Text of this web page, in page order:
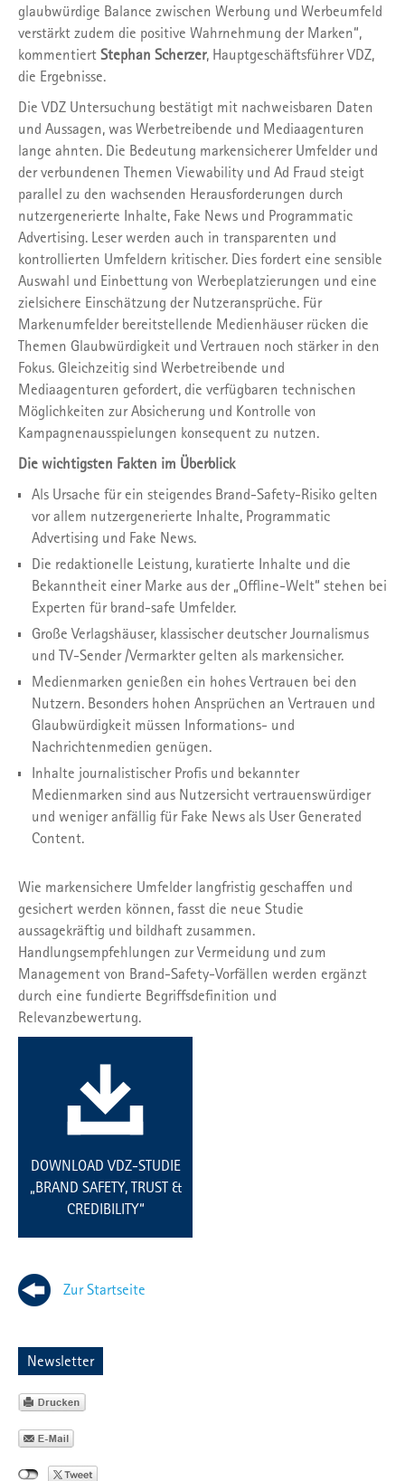
glaubwürdige Balance zwischen Werbung und Werbeumfeld
verstärkt zudem die positive Wahrnehmung der Marken“,
kommentiert Stephan Scherzer, Hauptgeschäftsführer VDZ,
die Ergebnisse.
Die VDZ Untersuchung bestätigt mit nachweisbaren Daten
und Aussagen, was Werbetreibende und Mediaagenturen
lange ahnten. Die Bedeutung markensicherer Umfelder und
der verbundenen Themen Viewability und Ad Fraud steigt
parallel zu den wachsenden Herausforderungen durch
nutzergenerierte Inhalte, Fake News und Programmatic
Advertising. Leser werden auch in transparenten und
kontrollierten Umfeldern kritischer. Dies fordert eine sensible
Auswahl und Einbettung von Werbeplatzierungen und eine
zielsichere Einschätzung der Nutzeransprüche. Für
Markenumfelder bereitstellende Medienhäuser rücken die
Themen Glaubwürdigkeit und Vertrauen noch stärker in den
Fokus. Gleichzeitig sind Werbetreibende und
Mediaagenturen gefordert, die verfügbaren technischen
Möglichkeiten zur Absicherung und Kontrolle von
Kampagnenausspielungen konsequent zu nutzen.
Die wichtigsten Fakten im Überblick
Als Ursache für ein steigendes Brand-Safety-Risiko gelten
vor allem nutzergenerierte Inhalte, Programmatic
Advertising und Fake News.
Die redaktionelle Leistung, kuratierte Inhalte und die
Bekanntheit einer Marke aus der „Offline-Welt“ stehen bei
Experten für brand-safe Umfelder.
Große Verlagshäuser, klassischer deutscher Journalismus
und TV-Sender /Vermarkter gelten als markensicher.
Medienmarken genießen ein hohes Vertrauen bei den
Nutzern. Besonders hohen Ansprüchen an Vertrauen und
Glaubwürdigkeit müssen Informations- und
Nachrichtenmedien genügen.
Inhalte journalistischer Profis und bekannter
Medienmarken sind aus Nutzersicht vertrauenswürdiger
und weniger anfällig für Fake News als User Generated
Content.
Wie markensichere Umfelder langfristig geschaffen und
gesichert werden können, fasst die neue Studie
aussagekräftig und bildhaft zusammen.
Handlungsempfehlungen zur Vermeidung und zum
Management von Brand-Safety-Vorfällen werden ergänzt
durch eine fundierte Begriffsdefinition und
Relevanzbewertung.
DOWNLOAD VDZ-STUDIE
„BRAND SAFETY, TRUST &
CREDIBILITY“
Zur Startseite
Newsletter